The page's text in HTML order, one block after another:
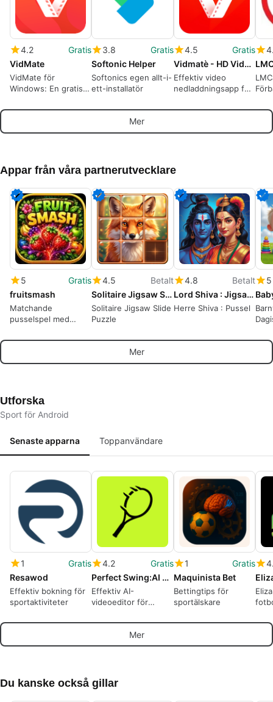
4.2
Gratis
VidMate
VidMate för
Windows: En gratis
nedladdare
3.8
Gratis
Softonic Helper
Softonics egen allt-i-
ett-installatör
4.5
Gratis
Vidmatè - HD Video Downloader
Effektiv video
nedladdningsapp för
Mer
Appar från våra partnerutvecklare
5
Gratis
fruitsmash
Matchande
pusselspel med
4.5
Betalt
Solitaire Jigsaw Slide Puzzle
Solitaire Jigsaw Slide
Puzzle
4.8
Betalt
Lord Shiva : Jigsaw Puzzles
Herre Shiva : Pussel
5
Mer
Utforska
Sport för Android
Senaste apparna Toppanvändare
1
Gratis
Resawod
Effektiv bokning för
sportaktiviteter
4.2
Gratis
Perfect Swing:AI Tennis Editor
Effektiv AI-
videoeditor för
1
Gratis
Maquinista Bet
Bettingtips för
sportälskare
Mer
Du kanske också gillar